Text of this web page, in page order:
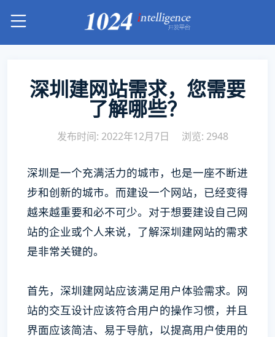
深圳建网站需求，您需要
了解哪些？
发布时间: 2022年12月7日 浏览: 2948
深圳是一个充满活力的城市，也是一座不断进
步和创新的城市。而建设一个网站，已经变得
越来越重要和必不可少。对于想要建设自己网
站的企业或个人来说，了解深圳建网站的需求
是非常关键的。
首先，深圳建网站应该满足用户体验需求。网
站的交互设计应该符合用户的操作习惯，并且
界面应该简洁、易于导航，以提高用户使用的